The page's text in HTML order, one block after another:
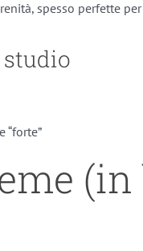
spesso perfette
studio
“forte”